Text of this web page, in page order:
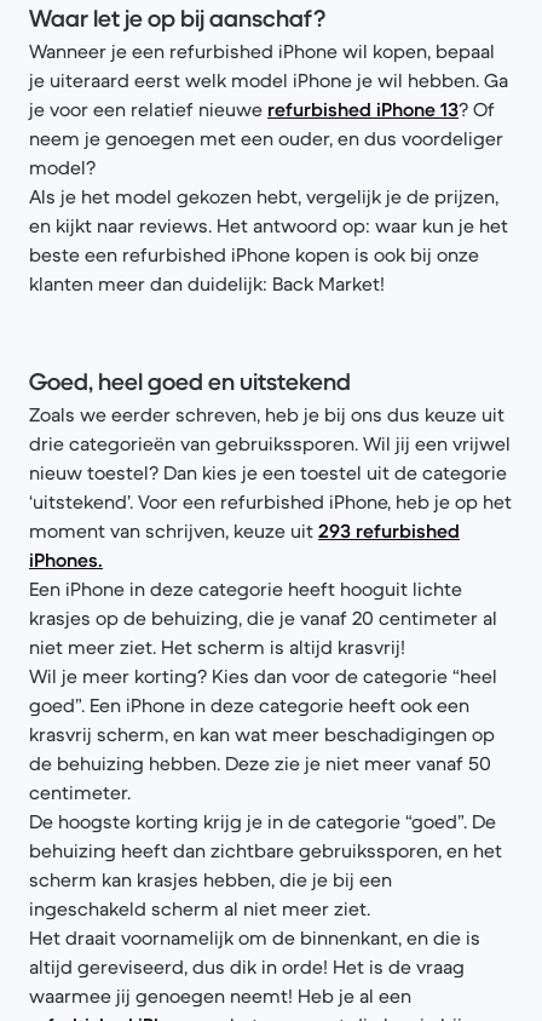
Waar let je op bij aanschaf?
Wanneer je een refurbished iPhone wil kopen, bepaal
je uiteraard eerst welk model iPhone je wil hebben. Ga
je voor een relatief nieuwe refurbished iPhone 13? Of
neem je genoegen met een ouder, en dus voordeliger
model?
Als je het model gekozen hebt, vergelijk je de prijzen,
en kijkt naar reviews. Het antwoord op: waar kun je het
beste een refurbished iPhone kopen is ook bij onze
klanten meer dan duidelijk: Back Market!
Goed, heel goed en uitstekend
Zoals we eerder schreven, heb je bij ons dus keuze uit
drie categorieën van gebruikssporen. Wil jij een vrijwel
nieuw toestel? Dan kies je een toestel uit de categorie
‘uitstekend’. Voor een refurbished iPhone, heb je op het
moment van schrijven, keuze uit 293 refurbished
iPhones.
Een iPhone in deze categorie heeft hooguit lichte
krasjes op de behuizing, die je vanaf 20 centimeter al
niet meer ziet. Het scherm is altijd krasvrij!
Wil je meer korting? Kies dan voor de categorie “heel
goed”. Een iPhone in deze categorie heeft ook een
krasvrij scherm, en kan wat meer beschadigingen op
de behuizing hebben. Deze zie je niet meer vanaf 50
centimeter.
De hoogste korting krijg je in de categorie “goed”. De
behuizing heeft dan zichtbare gebruikssporen, en het
scherm kan krasjes hebben, die je bij een
ingeschakeld scherm al niet meer ziet.
Het draait voornamelijk om de binnenkant, en die is
altijd gereviseerd, dus dik in orde! Het is de vraag
waarmee jij genoegen neemt! Heb je al een